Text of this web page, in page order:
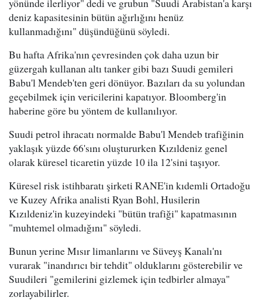
yönünde ilerliyor" dedi ve grubun "Suudi Arabistan'a karşı
deniz kapasitesinin bütün ağırlığını henüz
kullanmadığını" düşündüğünü söyledi.
Bu hafta Afrika'nın çevresinden çok daha uzun bir
güzergah kullanan altı tanker gibi bazı Suudi gemileri
Babu'l Mendeb'ten geri dönüyor. Bazıları da su yolundan
geçebilmek için vericilerini kapatıyor. Bloomberg'in
haberine göre bu yöntem de kullanılıyor.
Suudi petrol ihracatı normalde Babu'l Mendeb trafiğinin
yaklaşık yüzde 66'sını oluştururken Kızıldeniz genel
olarak küresel ticaretin yüzde 10 ila 12'sini taşıyor.
Küresel risk istihbaratı şirketi RANE'in kıdemli Ortadoğu
ve Kuzey Afrika analisti Ryan Bohl, Husilerin
Kızıldeniz'in kuzeyindeki "bütün trafiği" kapatmasının
"muhtemel olmadığını" söyledi.
Bunun yerine Mısır limanlarını ve Süveyş Kanalı'nı
vurarak "inandırıcı bir tehdit" olduklarını gösterebilir ve
Suudileri "gemilerini gizlemek için tedbirler almaya"
zorlayabilirler.